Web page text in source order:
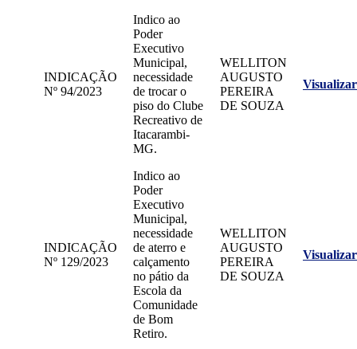
INDICAÇÃO
Nº 94/2023
Indico ao
Poder
Executivo
Municipal,
necessidade
de trocar o
piso do Clube
Recreativo de
Itacarambi-
MG.
WELLITON
AUGUSTO
PEREIRA
DE SOUZA
Visualizar
INDICAÇÃO
Nº 129/2023
Indico ao
Poder
Executivo
Municipal,
necessidade
de aterro e
calçamento
no pátio da
Escola da
Comunidade
de Bom
Retiro.
WELLITON
AUGUSTO
PEREIRA
DE SOUZA
Visualizar